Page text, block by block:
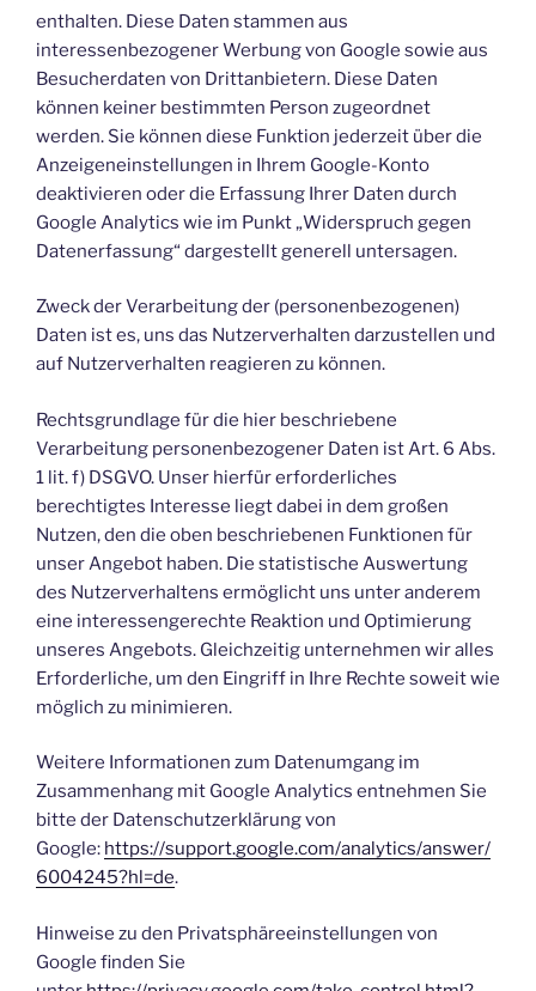
enthalten. Diese Daten stammen aus
interessenbezogener Werbung von Google sowie aus
Besucherdaten von Drittanbietern. Diese Daten
können keiner bestimmten Person zugeordnet
werden. Sie können diese Funktion jederzeit über die
Anzeigeneinstellungen in Ihrem Google-Konto
deaktivieren oder die Erfassung Ihrer Daten durch
Google Analytics wie im Punkt „Widerspruch gegen
Datenerfassung“ dargestellt generell untersagen.
Zweck der Verarbeitung der (personenbezogenen)
Daten ist es, uns das Nutzerverhalten darzustellen und
auf Nutzerverhalten reagieren zu können.
Rechtsgrundlage für die hier beschriebene
Verarbeitung personenbezogener Daten ist Art. 6 Abs.
1 lit. f) DSGVO. Unser hierfür erforderliches
berechtigtes Interesse liegt dabei in dem großen
Nutzen, den die oben beschriebenen Funktionen für
unser Angebot haben. Die statistische Auswertung
des Nutzerverhaltens ermöglicht uns unter anderem
eine interessengerechte Reaktion und Optimierung
unseres Angebots. Gleichzeitig unternehmen wir alles
Erforderliche, um den Eingriff in Ihre Rechte soweit wie
möglich zu minimieren.
Weitere Informationen zum Datenumgang im
Zusammenhang mit Google Analytics entnehmen Sie
bitte der Datenschutzerklärung von
Google: https://support.google.com/analytics/answer/
6004245?hl=de.
Hinweise zu den Privatsphäreeinstellungen von
Google finden Sie